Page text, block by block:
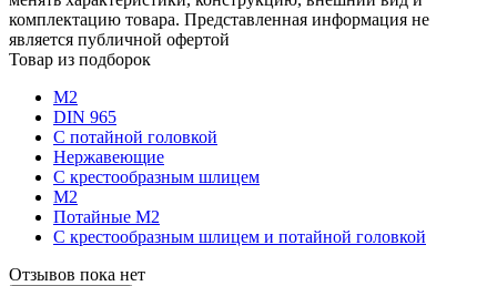
комплектацию товара. Представленная информация не
является публичной офертой
Товар из подборок
М2
DIN 965
С потайной головкой
Нержавеющие
С крестообразным шлицем
М2
Потайные М2
С крестообразным шлицем и потайной головкой
Отзывов пока нет